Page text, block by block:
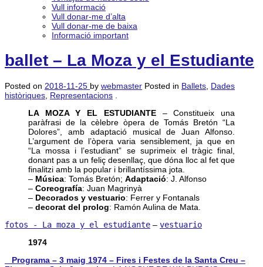
Vull informació
Vull donar-me d’alta
Vull donar-me de baixa
Informació important
ballet – La Moza y el Estudiante
Posted on 2018-11-25 by webmaster Posted in Ballets Dades
històriques Representacions
LA MOZA Y EL ESTUDIANTE– Constitueix una
paràfrasi de la cèlebre òpera de Tomás Bretón “La
Dolores”, amb adaptació musical de Juan Alfonso.
L’argument de l’òpera varia sensiblement, ja que en
“La mossa i l’estudiant” se suprimeix el tràgic final,
donant pas a un feliç desenllaç, que dóna lloc al fet que
finalitzi amb la popular i brillantíssima jota.
– Música: Tomás Bretón; Adaptació: J. Alfonso
– Coreografía: Juan Magrinyà
– Decorados y vestuario: Ferrer y Fontanals
– decorat del prolog: Ramón Aulina de Mata.
fotos - La moza y el estudiante – vestuario
1974
_ Programa – 3 maig 1974 – Fires i Festes de la Santa Creu –